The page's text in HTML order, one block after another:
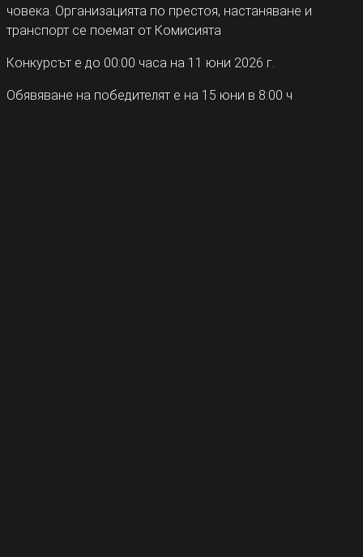
човека. Организацията по престоя, настаняване и
транспорт се поемат от Комисията
Конкурсът е до 00:00 часа на 11 юни 2026 г.
Обявяване на победителят е на 15 юни в 8:00 ч